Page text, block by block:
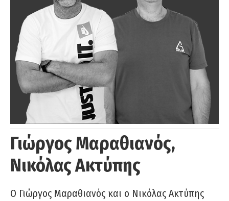
Γιώργος Μαραθιανός,
Νικόλας Ακτύπης
Ο Γιώργος Μαραθιανός και ο Νικόλας Ακτύπης